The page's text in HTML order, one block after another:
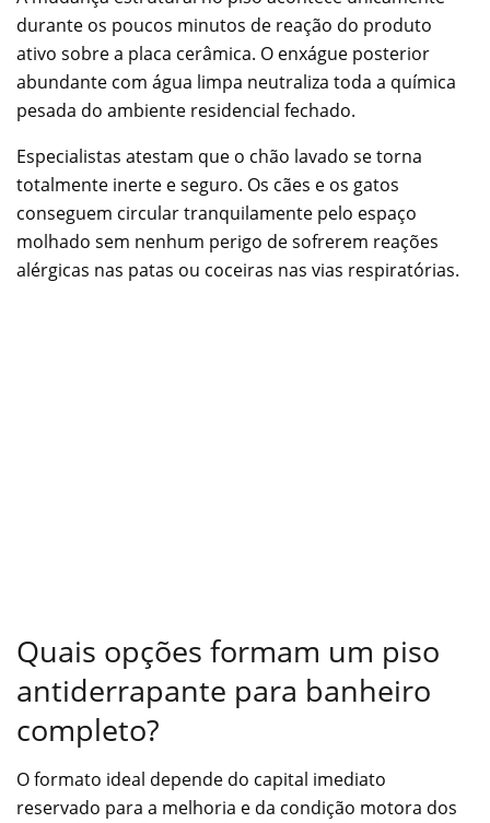
durante os poucos minutos de reação do produto
ativo sobre a placa cerâmica. O enxágue posterior
abundante com água limpa neutraliza toda a química
pesada do ambiente residencial fechado.
Especialistas atestam que o chão lavado se torna
totalmente inerte e seguro. Os cães e os gatos
conseguem circular tranquilamente pelo espaço
molhado sem nenhum perigo de sofrerem reações
alérgicas nas patas ou coceiras nas vias respiratórias.
Quais opções formam um piso
antiderrapante para banheiro
completo?
O formato ideal depende do capital imediato
reservado para a melhoria e da condição motora dos